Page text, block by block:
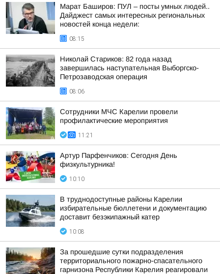
Марат Баширов: ПУЛ – посты умных людей..
Дайджест самых интересных региональных
новостей конца недели:
08:15
Николай Стариков: 82 года назад
завершилась наступательная Выборгско-
Петрозаводская операция
08:06
Сотрудники МЧС Карелии провели
профилактические мероприятия
11:21
Артур Парфенчиков: Сегодня День
физкультурника!
10:10
В труднодоступные районы Карелии
избирательные бюллетени и документацию
доставит безэкипажный катер
10:08
За прошедшие сутки подразделения
территориального пожарно-спасательного
гарнизона Республики Карелия реагировали